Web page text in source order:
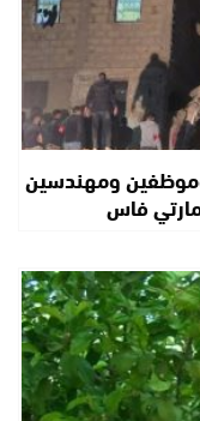
وموظفين ومهندسين
فاس